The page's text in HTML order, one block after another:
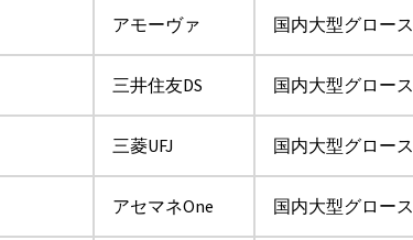
アモーヴァ 国内大型グロース
三井住友DS 国内大型グロース
三菱UFJ 国内大型グロース
アセマネOne 国内大型グロース